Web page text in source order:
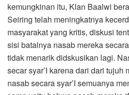
kemungkinan itu, Klan Baalwi
Seiring telah meningkatnya
masyarakat yang kritis, diskusi
sisi batalnya nasab mereka
tidak menarik didskusikan lagi.
secar syar’I karena dari dari tujuh
nasab secara syar’I semuanya